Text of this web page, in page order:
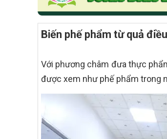
Biến phế phẩm từ quả
Với phương châm đưa thực
được xem như phế phẩm trong